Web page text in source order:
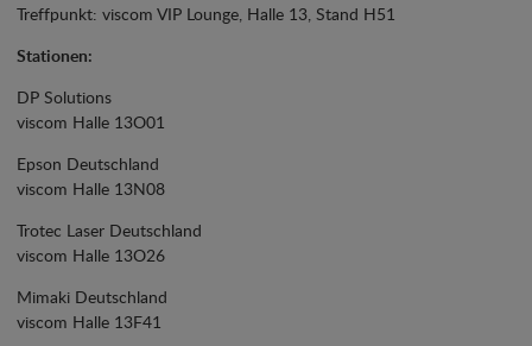
Treffpunkt: viscom VIP Lounge, Halle 13, Stand H51
Stationen:
DP Solutions
viscom Halle 13O01
Epson Deutschland
viscom Halle 13N08
Trotec Laser Deutschland
viscom Halle 13O26
Mimaki Deutschland
viscom Halle 13F41